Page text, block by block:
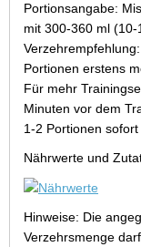
Portionsangabe:
mit 300-360 ml (10-
Portionen erstens
Für mehr
Minuten vor dem
1-2 Portionen
Nährwerte und
Hinweise: Die
Verzehrsmenge